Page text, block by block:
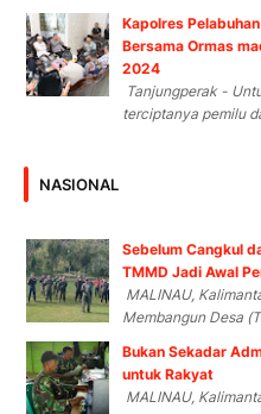
Kapolres
Bersama Ormas
2024
Tanjungperak -
terciptanya pemilu
NASIONAL
Sebelum Cangkul
TMMD Jadi Awal
MALINAU,
Membangun Desa
Bukan Sekadar
untuk Rakyat
MALINAU,